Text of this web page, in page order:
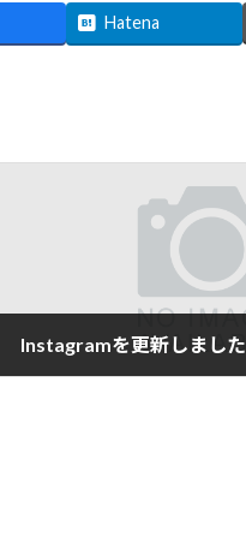
Hatena
Instagramを更新しました